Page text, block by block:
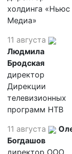
холдинга «Ньюс
Медиа»
11 августа
Людмила
Бродская
директор
Дирекции
телевизионных
программ НТВ
11 августа
Богдашов
директор ООО